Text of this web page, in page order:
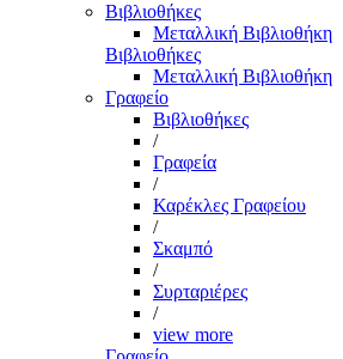
Βιβλιοθήκες
Μεταλλική Βιβλιοθήκη
Βιβλιοθήκες
Μεταλλική Βιβλιοθήκη
Γραφείο
Βιβλιοθήκες
/
Γραφεία
/
Καρέκλες Γραφείου
/
Σκαμπό
/
Συρταριέρες
/
view more